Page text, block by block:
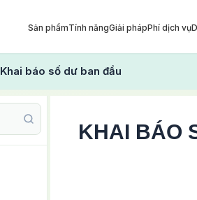
Sản phẩmTính năngGiải phápPhí dịch vụ
Khai báo số dư ban đầu
KHAI BÁO